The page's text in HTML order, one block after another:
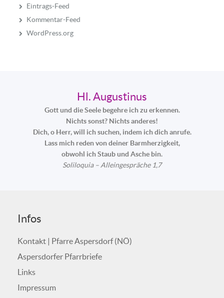
Eintrags-Feed
Kommentar-Feed
WordPress.org
Hl. Augustinus
Gott und die Seele begehre ich zu erkennen.
Nichts sonst? Nichts anderes!
Dich, o Herr, will ich suchen, indem ich dich anrufe.
Lass mich reden von deiner Barmherzigkeit,
obwohl ich Staub und Asche bin.
Soliloquia – Alleingespräche 1,7
Infos
Kontakt | Pfarre Aspersdorf (NÖ)
Aspersdorfer Pfarrbriefe
Links
Impressum